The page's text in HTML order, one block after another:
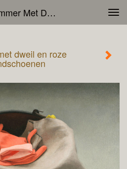
Johan Raijmakers - Emmer Met Dweil En Roze Handschoenen
dweil en roze